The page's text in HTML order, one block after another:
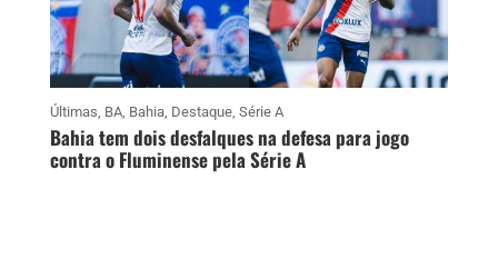
Últimas, BA, Bahia, Destaque, Série A
Bahia tem dois desfalques na defesa para jogo
contra o Fluminense pela Série A